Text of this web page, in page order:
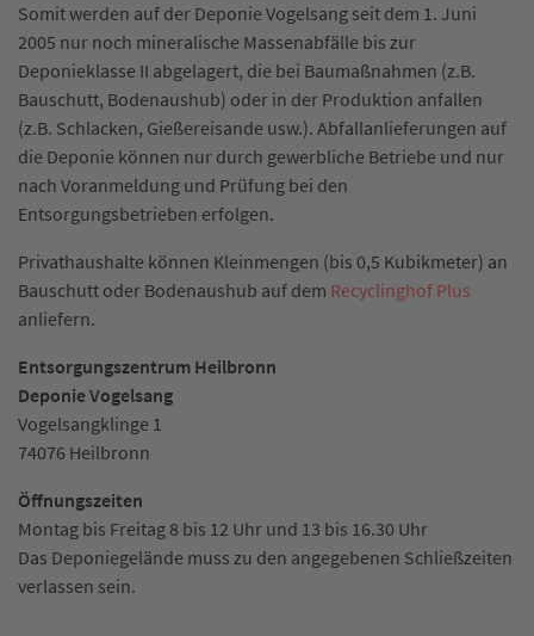
Somit werden auf der Deponie Vogelsang seit dem 1. Juni
2005 nur noch mineralische Massenabfälle bis zur
Deponieklasse II abgelagert, die bei Baumaßnahmen (z.B.
Bauschutt, Bodenaushub) oder in der Produktion anfallen
(z.B. Schlacken, Gießereisande usw.). Abfallanlieferungen auf
die Deponie können nur durch gewerbliche Betriebe und nur
nach Voranmeldung und Prüfung bei den
Entsorgungsbetrieben erfolgen.
Privathaushalte können Kleinmengen (bis 0,5 Kubikmeter) an
Bauschutt oder Bodenaushub auf dem Recyclinghof Plus
anliefern.
Entsorgungszentrum Heilbronn
Deponie Vogelsang
Vogelsangklinge 1
74076 Heilbronn
Öffnungszeiten
Montag bis Freitag 8 bis 12 Uhr und 13 bis 16.30 Uhr
Das Deponiegelände muss zu den angegebenen Schließzeiten
verlassen sein.